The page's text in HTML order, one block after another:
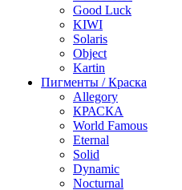
Good Luck
KIWI
Solaris
Object
Kartin
Пигменты / Краска
Allegory
КРАСКА
World Famous
Eternal
Solid
Dynamic
Nocturnal